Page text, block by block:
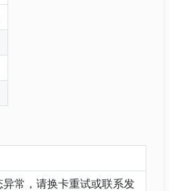
常，请换卡重试或联系发